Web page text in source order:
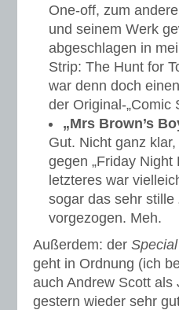
One-off, zum
und seinem Werk
abgeschlagen in
Strip: The Hunt for
war denn doch
der Original-„Comic
„Mrs Brown’s
Gut. Nicht ganz
gegen „Friday Night
letzteres war
sogar das sehr stille
vorgezogen. Meh.
Außerdem: der
geht in Ordnung (ich
auch Andrew Scott als
gestern wieder sehr